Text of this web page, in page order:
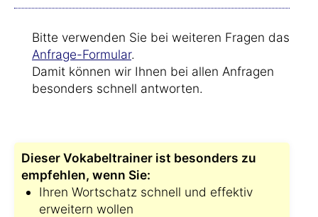
Bitte verwenden Sie bei weiteren Fragen das
Anfrage-Formular.
Damit können wir Ihnen bei allen Anfragen
besonders schnell antworten.
Dieser Vokabeltrainer ist besonders zu
empfehlen, wenn Sie:
Ihren Wortschatz schnell und effektiv
erweitern wollen